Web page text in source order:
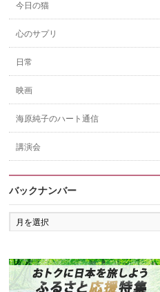
今日の猫
心のサプリ
日常
映画
海原純子のハート通信
講演会
バックナンバー
バ
ッ
ン
バ
ー